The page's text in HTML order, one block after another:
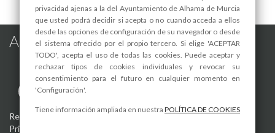
Alhama de Murcia en las Redes
Registro de actividades de tratamiento -Aviso Legal-Política de
Privacidad
privacidad ajenas a la del Ayuntamiento de Alhama de Murcia
que usted podrá decidir si acepta o no cuando acceda a ellos
desde las opciones de configuración de su navegador o desde
el sistema ofrecido por el propio tercero. Si elige 'ACEPTAR
TODO', acepta el uso de todas las cookies. Puede aceptar y
rechazar tipos de cookies individuales y revocar su
consentimiento para el futuro en cualquier momento en
'Configuración'.
Tiene información ampliada en nuestra POLÍTICA DE COOKIES